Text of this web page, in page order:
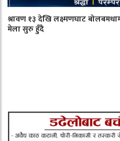
श्रावण १३ देखि लक्ष्मणघाट
मेला सुरु हुँदै